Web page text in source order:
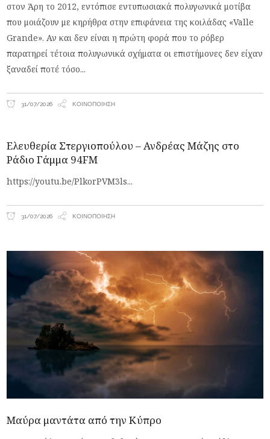
στον Άρη το 2012, εντόπισε εντυπωσιακά πολυγωνικά μοτίβα
που μοιάζουν με κηρήθρα στην επιφάνεια της κοιλάδας «Valle
Grande». Αν και δεν είναι η πρώτη φορά που το ρόβερ
παρατηρεί τέτοια πολυγωνικά σχήματα οι επιστήμονες δεν είχαν
ξαναδεί ποτέ τόσο
31/07/2026 ΚΟΙΝΟΠΟΊΗΣΗ
Ελευθερία Στεργιοπούλου – Ανδρέας Μάζης στο
Ράδιο Γάμμα 94FM
https://youtu.be/PlkorPVM3ls
31/07/2026 ΚΟΙΝΟΠΟΊΗΣΗ
Μαύρα μαντάτα από την Κύπρο